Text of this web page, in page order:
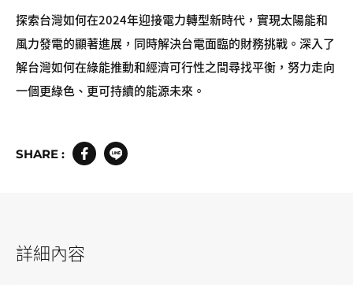
探索台灣如何在2024年迎接電力轉型新時代，實現太陽能和
風力發電的顯著進展，同時解決台電面臨的財務挑戰。深入了
解台灣如何在綠能推動和經濟可行性之間尋找平衡，努力走向
一個更綠色、更可持續的能源未來。
SHARE :
詳細內容